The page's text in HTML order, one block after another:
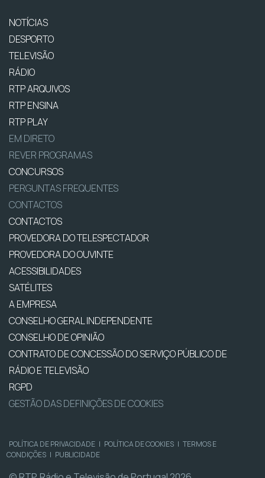
NOTÍCIAS
DESPORTO
TELEVISÃO
RÁDIO
RTP ARQUIVOS
RTP ENSINA
RTP PLAY
EM DIRETO
REVER PROGRAMAS
CONCURSOS
PERGUNTAS FREQUENTES
CONTACTOS
CONTACTOS
PROVEDORA DO TELESPECTADOR
PROVEDORA DO OUVINTE
ACESSIBILIDADES
SATÉLITES
A EMPRESA
CONSELHO GERAL INDEPENDENTE
CONSELHO DE OPINIÃO
CONTRATO DE CONCESSÃO DO SERVIÇO PÚBLICO DE
RÁDIO E TELEVISÃO
RGPD
GESTÃO DAS DEFINIÇÕES DE COOKIES
POLÍTICA DE PRIVACIDADE | POLÍTICA DE COOKIES | TERMOS E
CONDIÇÕES | PUBLICIDADE